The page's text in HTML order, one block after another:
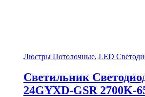
Люстры Потолочные, LED
Светильник
24GYXD-GSR 2700K-